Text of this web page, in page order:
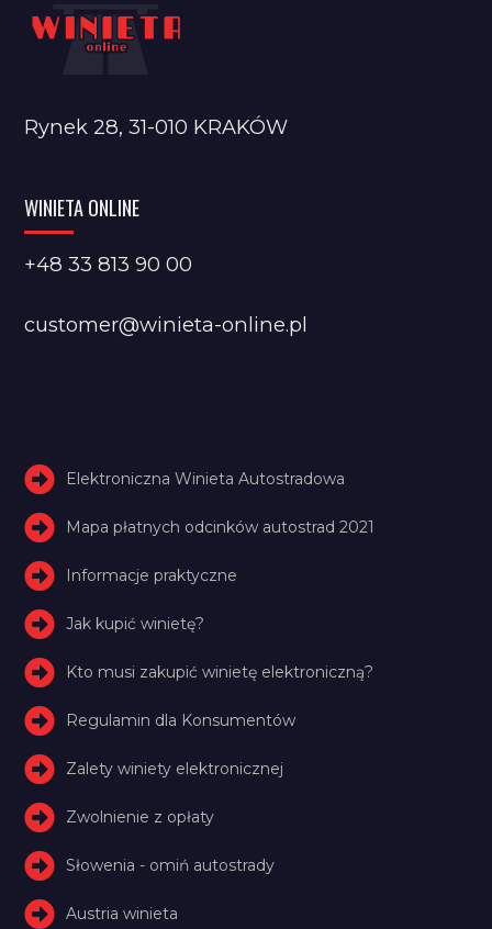
Rynek 28, 31-010 KRAKÓW
WINIETA ONLINE
+48 33 813 90 00
customer@winieta-online.pl
Elektroniczna Winieta Autostradowa
Mapa płatnych odcinków autostrad 2021
Informacje praktyczne
Jak kupić winietę?
Kto musi zakupić winietę elektroniczną?
Regulamin dla Konsumentów
Zalety winiety elektronicznej
Zwolnienie z opłaty
Słowenia - omiń autostrady
Austria winieta